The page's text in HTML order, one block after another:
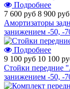
Подробнее
7 600 руб 8 900 руб
Амортизаторы
занижением -50, -
Подробнее
9 100 руб 10 100
Стойки передние
занижением -50, -